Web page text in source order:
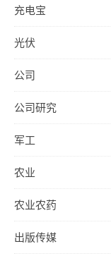
充电宝
光伏
公司
公司研究
军工
农业
农业农药
出版传媒